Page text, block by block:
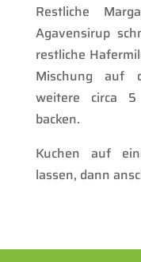
Restliche
Agavensirup
restliche
Mischung auf
weitere circa
backen.
Kuchen auf
lassen, dann